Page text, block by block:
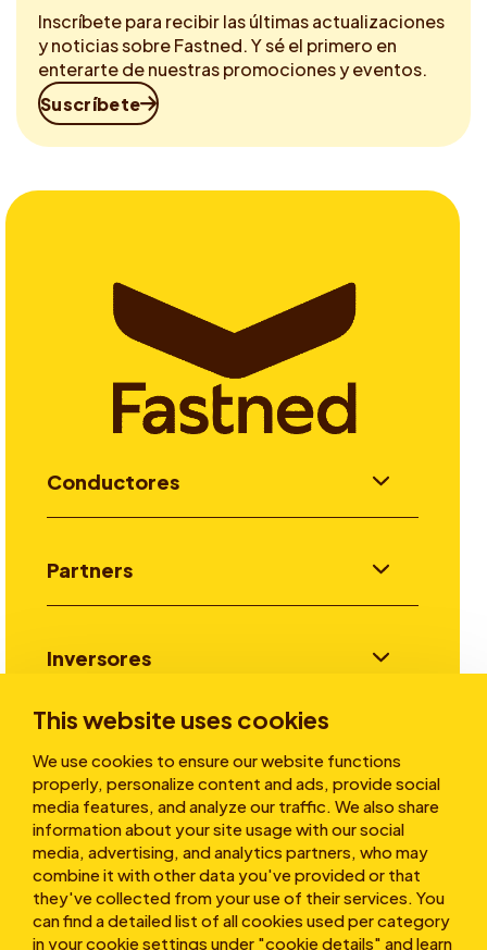
This website uses cookies
We use cookies to ensure our website functions
properly, personalize content and ads, provide social
media features, and analyze our traffic. We also share
information about your site usage with our social
media, advertising, and analytics partners, who may
combine it with other data you've provided or that
they've collected from your use of their services. You
can find a detailed list of all cookies used per category
in your cookie settings under "cookie details" and learn
Inscríbete para recibir las últimas actualizaciones
y noticias sobre Fastned. Y sé el primero en
enterarte de nuestras promociones y eventos.
Suscríbete
Conductores
Partners
Inversores
Sobre nosotros